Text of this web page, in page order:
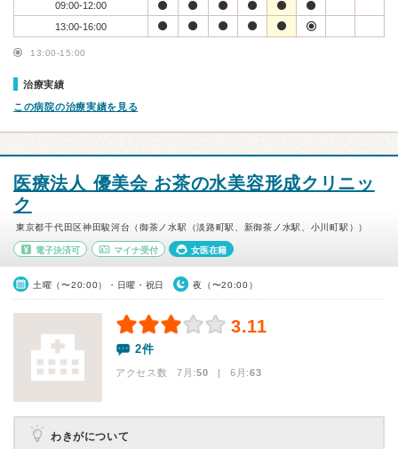
09:00-12:00
13:00-16:00
13:00-15:00
治療実績
この病院の治療実績を見る
医療法人 優美会 お茶の水美容形成クリニッ
ク
東京都千代田区神田駿河台（御茶ノ水駅（淡路町駅、新御茶ノ水駅、小川町駅））
電子決済可 マイナ受付 女医在籍
土曜（〜20:00）・日曜・祝日 夜（〜20:00）
3.11
2件
アクセス数 7月:50 | 6月:63
わきがについて